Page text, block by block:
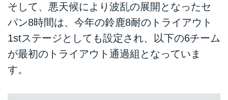
そして、悪天候により波乱の展開となったセ
パン8時間は、今年の鈴鹿8耐のトライアウト
1stステージとしても設定され、以下の6チーム
が最初のトライアウト通過組となっていま
す。